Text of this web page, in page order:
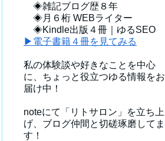
◈雑記ブログ歴８年
◈月６桁 WEBライター
◈Kindle出版４冊｜ゆるSEO
▶電子書籍４冊を見てみる
私の体験談や好きなことを中心
に、ちょっと役立つゆる情報をお
届け中！
noteにて「リトサロン」を立ち上
げ、ブログ仲間と切磋琢磨してま
す！